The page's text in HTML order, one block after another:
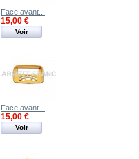
Face avant...
15,00 €
Voir
Face avant...
15,00 €
Voir